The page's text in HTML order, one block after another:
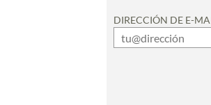
DIRECCIÓN DE E-